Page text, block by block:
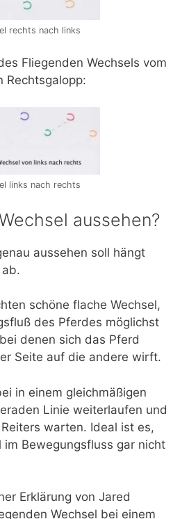
rechts nach links
Fliegenden Wechsels vom
Rechtsgalopp:
links nach rechts
aussehen?
aussehen soll hängt
schöne flache Wechsel,
des Pferdes möglichst
denen sich das Pferd
Seite auf die andere wirft.
in einem gleichmäßigen
Linie weiterlaufen und
warten. Ideal ist es,
im Bewegungsfluss gar nicht
Erklärung von Jared
Wechsel bei einem